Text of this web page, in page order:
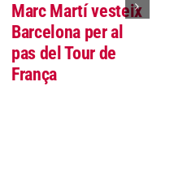
Marc Martí vesteix
Barcelona per al
pas del Tour de
França